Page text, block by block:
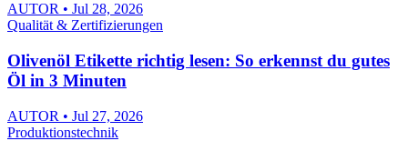
AUTOR • Jul 28, 2026
Qualität & Zertifizierungen
Olivenöl Etikette richtig lesen: So erkennst du gutes
Öl in 3 Minuten
AUTOR • Jul 27, 2026
Produktionstechnik